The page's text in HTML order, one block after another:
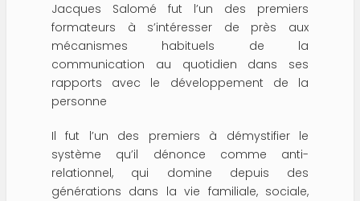
Jacques Salomé fut l’un des premiers
formateurs à s’intéresser de près aux
mécanismes habituels de la
communication au quotidien dans ses
rapports avec le développement de la
personne
Il fut l’un des premiers à démystifier le
système qu’il dénonce comme anti-
relationnel, qui domine depuis des
générations dans la vie familiale, sociale,